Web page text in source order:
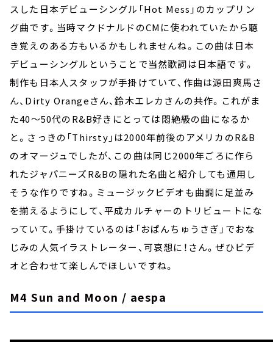
スした日本デビューシングル「Hot Mess」のカップリン
グ曲です。当時マクドナルドのCMに使われていたから聴
き覚えのある方もいるかもしれませんね。この曲は日本
デビューシングルということで当然歌詞は日本語です。
制作も日本人スタッフが手掛けていて、作曲は源田爽馬さ
ん、Dirty Orangeさん、鈴木エレカさんの共作。これがま
た40～50代のR&B好きにとっては悶絶級の曲になるか
と。さっきの「Thirsty」は2000年前後のアメリカのR&B
のオマージュでしたが、この曲は同じ2000年ごろに作ら
れたジャパニーズR&Bの隠れた名曲と紹介しても通用し
そうな作りですね。ミュージックビデオも曲調に足並み
を揃えるようにして、平成カルチャーのトリビュートにな
っていて。手掛けているのは「おぱんちゅうさぎ」でおな
じみの人気イラストレーター、可哀想に！さん。ぜひビデ
オと合わせて楽しんでほしいですね。
M4 Sun and Moon / aespa